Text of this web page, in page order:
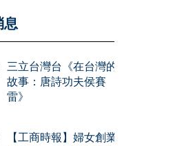
息
三立台灣台《在台灣的
故事：唐詩功夫侯賽
雷》
【工商時報】婦女創業